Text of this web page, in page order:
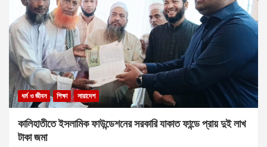
ধর্ম ও জীবন শিক্ষা সারাদেশ
কালিহাতীতে ইসলামিক ফাউন্ডেশনের সরকারি যাকাত ফান্ডে প্রায় দুই লাখ
টাকা জমা